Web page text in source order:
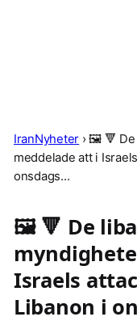
IranNyheter ›🖼 🔻 De
meddelade att i
onsdags...
🖼 🔻 De
Israels
Libanon i